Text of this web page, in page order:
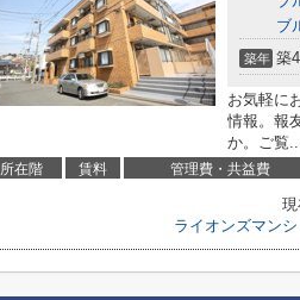
ブ
築年 築
お気軽に
情報。報
か。ご覧
所在階 賃料 管理費・共益費
現
ライオンズマン